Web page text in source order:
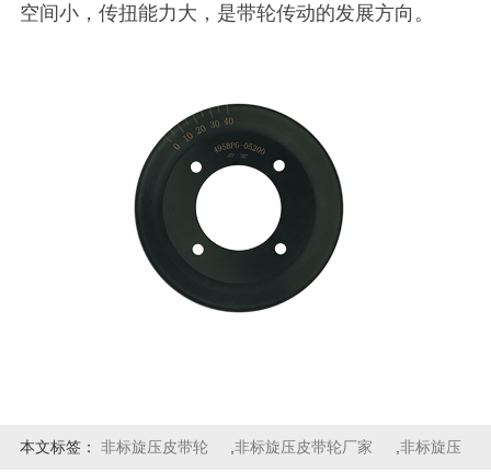
空间小，传扭能力大，是带轮传动的发展方向。
本文标签： 非标旋压皮带轮 ,非标旋压皮带轮厂家 非标旋压